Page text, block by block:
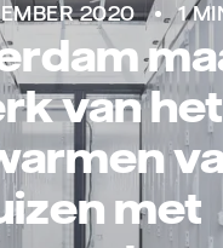
2020
1
van het
met